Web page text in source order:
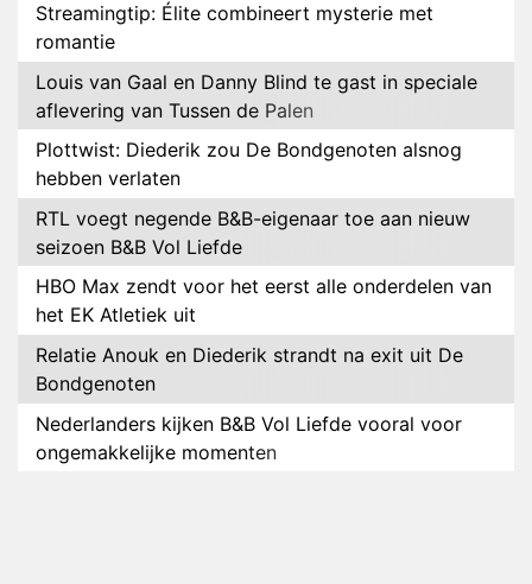
Streamingtip: Élite combineert mysterie met
romantie
Louis van Gaal en Danny Blind te gast in speciale
aflevering van Tussen de Palen
Plottwist: Diederik zou De Bondgenoten alsnog
hebben verlaten
RTL voegt negende B&B-eigenaar toe aan nieuw
seizoen B&B Vol Liefde
HBO Max zendt voor het eerst alle onderdelen van
het EK Atletiek uit
Relatie Anouk en Diederik strandt na exit uit De
Bondgenoten
Nederlanders kijken B&B Vol Liefde vooral voor
ongemakkelijke momenten